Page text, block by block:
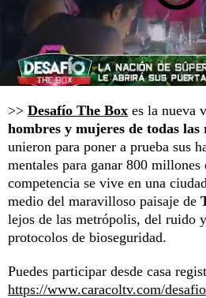
>> Desafío The Box es la nueva
hombres y mujeres de todas las
unieron para poner a prueba sus
mentales para ganar 800 millones
competencia se vive en una
medio del maravilloso paisaje de
lejos de las metrópolis, del ruido
protocolos de bioseguridad.
Puedes participar desde casa
https://www.caracoltv.com/desafio